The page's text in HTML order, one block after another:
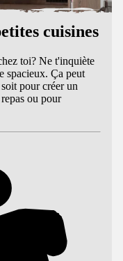
cuisines
toi? Ne t'inquiète
spacieux. Ça peut
pour créer un
ou pour